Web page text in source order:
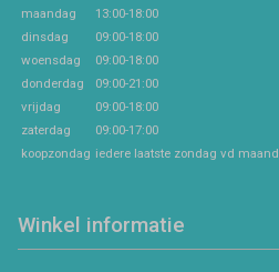
maandag
13:00-18:00
dinsdag
09:00-18:00
woensdag
09:00-18:00
donderdag
09:00-21:00
vrijdag
09:00-18:00
zaterdag
09:00-17:00
koopzondag iedere laatste zondag vd maand
Winkel informatie